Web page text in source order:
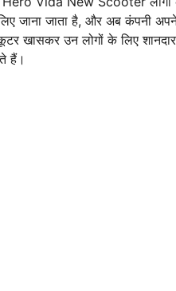
जाना जाता है, और अब कंपनी
खासकर उन लोगों के लिए
हैं।